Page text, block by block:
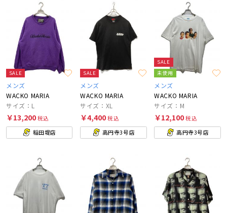
SALE
メンズ
WACKO MARIA
サイズ：L
￥13,200税込
稲田堤店
SALE
メンズ
WACKO MARIA
サイズ：XL
￥4,400税込
高円寺3号店
SALE
未使用
メンズ
WACKO MARIA
サイズ：M
￥12,100税込
高円寺3号店